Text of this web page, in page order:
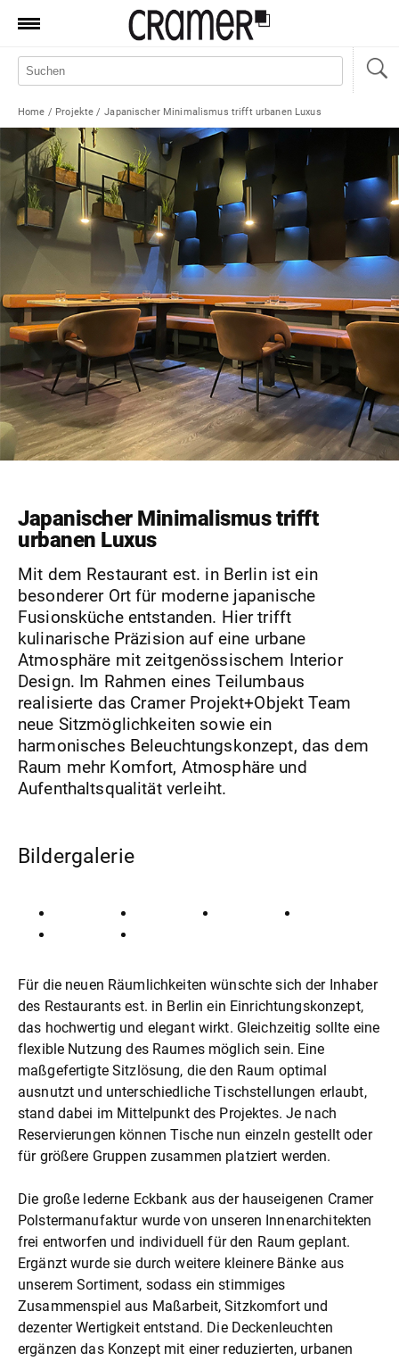
Produkte
Manufaktur
Aktionen
News
Sale
Standorte
Service
Jobs
Shop
Home / Projekte / Japanischer Minimalismus trifft urbanen Luxus
Japanischer Minimalismus trifft
urbanen Luxus
Mit dem Restaurant est. in Berlin ist ein
besonderer Ort für moderne japanische
Fusionsküche entstanden. Hier trifft
kulinarische Präzision auf eine urbane
Atmosphäre mit zeitgenössischem Interior
Design. Im Rahmen eines Teilumbaus
realisierte das Cramer Projekt+Objekt Team
neue Sitzmöglichkeiten sowie ein
harmonisches Beleuchtungskonzept, das dem
Raum mehr Komfort, Atmosphäre und
Aufenthaltsqualität verleiht.
Bildergalerie
Für die neuen Räumlichkeiten wünschte sich der Inhaber
des Restaurants est. in Berlin ein Einrichtungskonzept,
das hochwertig und elegant wirkt. Gleichzeitig sollte eine
flexible Nutzung des Raumes möglich sein. Eine
maßgefertigte Sitzlösung, die den Raum optimal
ausnutzt und unterschiedliche Tischstellungen erlaubt,
stand dabei im Mittelpunkt des Projektes. Je nach
Reservierungen können Tische nun einzeln gestellt oder
für größere Gruppen zusammen platziert werden.
Die große lederne Eckbank aus der hauseigenen Cramer
Polstermanufaktur wurde von unseren Innenarchitekten
frei entworfen und individuell für den Raum geplant.
Ergänzt wurde sie durch weitere kleinere Bänke aus
unserem Sortiment, sodass ein stimmiges
Zusammenspiel aus Maßarbeit, Sitzkomfort und
dezenter Wertigkeit entstand. Die Deckenleuchten
ergänzen das Konzept mit einer reduzierten, urbanen